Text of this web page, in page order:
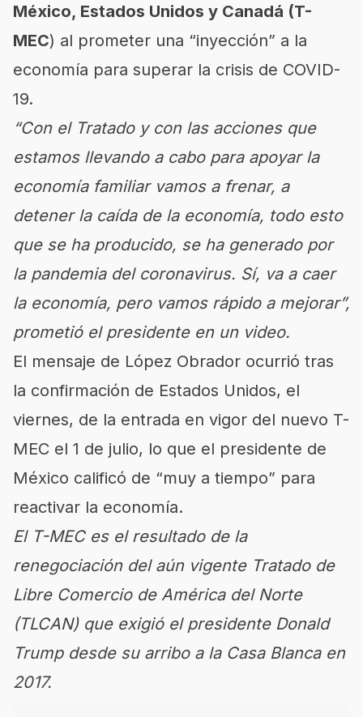
México, Estados Unidos y Canadá (T-
MEC) al prometer una “inyección” a la
economía para superar la crisis de COVID-
19.
“Con el Tratado y con las acciones que
estamos llevando a cabo para apoyar la
economía familiar vamos a frenar, a
detener la caída de la economía, todo esto
que se ha producido, se ha generado por
la pandemia del coronavirus. Sí, va a caer
la economía, pero vamos rápido a mejorar”,
prometió el presidente en un video.
El mensaje de López Obrador ocurrió tras
la confirmación de Estados Unidos, el
viernes, de la entrada en vigor del nuevo T-
MEC el 1 de julio, lo que el presidente de
México calificó de “muy a tiempo” para
reactivar la economía.
El T-MEC es el resultado de la
renegociación del aún vigente Tratado de
Libre Comercio de América del Norte
(TLCAN) que exigió el presidente Donald
Trump desde su arribo a la Casa Blanca en
2017.